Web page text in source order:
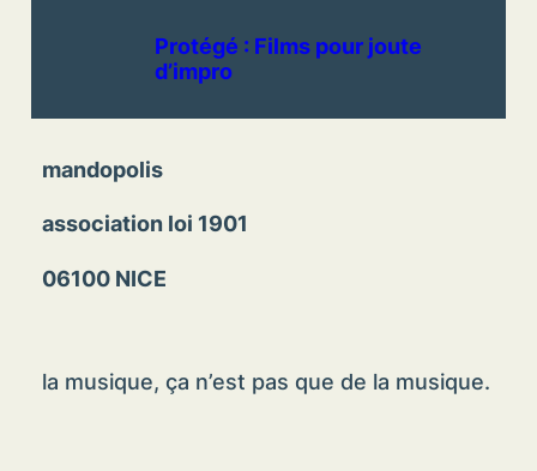
Protégé : Films pour joute
d’impro
mandopolis
association loi 1901
06100 NICE
la musique, ça n’est pas que de la musique.